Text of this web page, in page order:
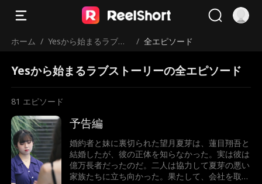
ホーム / Yesから始まるラブス
/ 全エピソード
Yesから始まるラブストーリーの全エピソード
81 エピソード
予告編
婚約者と妹に裏切られた望月夏芽は、蓮目翔吾と
結婚したが、彼の正体を知らなかった。実は彼は
億万長者だったのだ。二人は協力して夏芽の悪い
家族たちに立ち向かった。果たして、会社を取り